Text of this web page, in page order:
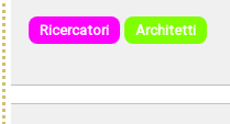
Ricercatori Architetti